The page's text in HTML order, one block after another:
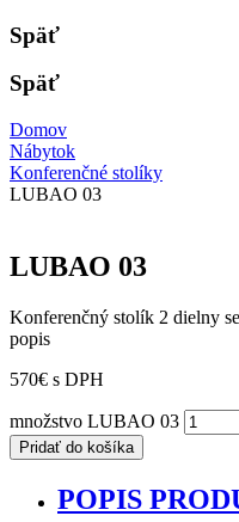
Späť
Späť
Domov
Nábytok
Konferenčné stolíky
LUBAO 03
LUBAO 03
Konferenčný stolík 2 dielny
popis
570€ s DPH
množstvo LUBAO 03
Pridať do košíka
POPIS